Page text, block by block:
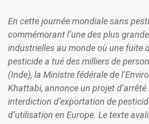
En cette journée mondiale sans
commémorant l’une des plus
industrielles au monde où une fuite
pesticide a tué des milliers de
(Inde), la Ministre fédérale de
Khattabi, annonce un projet
interdiction d’exportation de
d’utilisation en Europe. Le texte